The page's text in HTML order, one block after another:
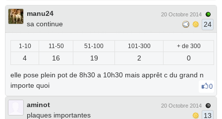
manu24
sa continue
20 Octobre 2014
24
1-10 11-50 51-100 101-300 + de 300
4 16 19 2 0
elle pose plein pot de 8h30 a 10h30 mais apprêt c du grand n
importe quoi
0
aminot
plaques importantes
20 Octobre 2014
13